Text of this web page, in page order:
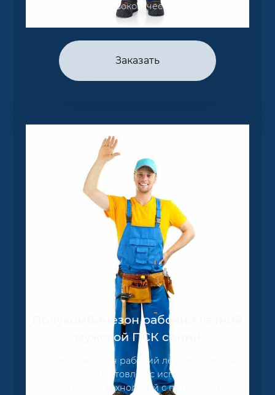
натурального высококачественного сырья.
Заказать
Полукомбинезон рабочий летний
мужской ПСК синий
Полукомбинезон рабочий летний мужской
ПСК синий изготовлен с использованием
современных технологий с применением